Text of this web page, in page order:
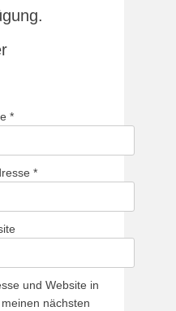
*
*
und Website in
nächsten